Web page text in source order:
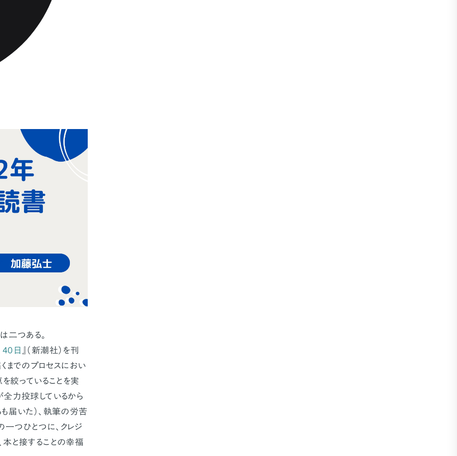
つある。
日
』（新潮社）を刊
までのプロセスにおい
絞っていることを実
全力投球しているから
届いた）、執筆の労苦
つひとつに、クレジ
本と接することの幸福